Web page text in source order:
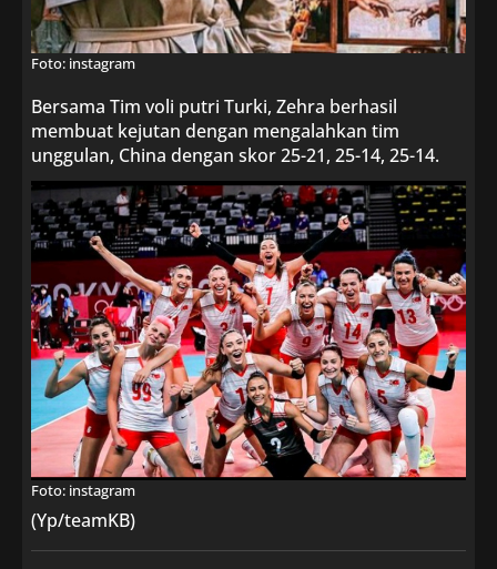
Foto: instagram
Bersama Tim voli putri Turki, Zehra berhasil
membuat kejutan dengan mengalahkan tim
unggulan, China dengan skor 25-21, 25-14, 25-14.
Foto: instagram
(Yp/teamKB)